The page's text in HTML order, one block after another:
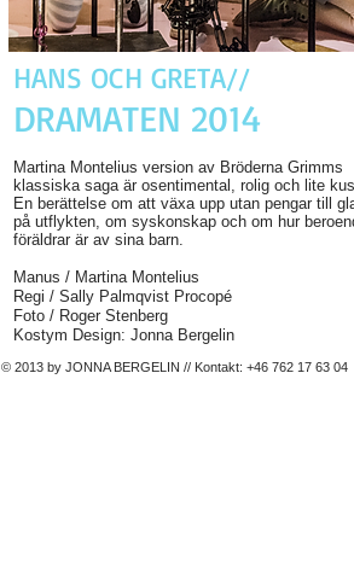
HANS OCH GRETA//
DRAMATEN 2014
Martina Montelius version av Bröderna Grimms
klassiska saga är osentimental, rolig och lite
En berättelse om att växa upp utan pengar till
på utflykten, om syskonskap och om hur
föräldrar är av sina barn.
Manus / Martina Montelius
Regi / Sally Palmqvist Procopé
Foto / Roger Stenberg
Kostym Design: Jonna Bergelin
© 2013 by JONNA BERGELIN // Kontakt: +46 762 17 63 04